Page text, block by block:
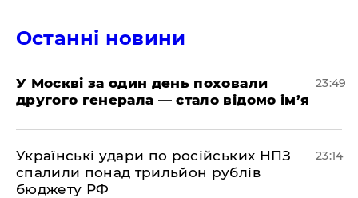
Останні новини
​У Москві за один день поховали
другого генерала — стало відомо ім’я
23:49
​Українські удари по російських НПЗ
спалили понад трильйон рублів
бюджету РФ
23:14